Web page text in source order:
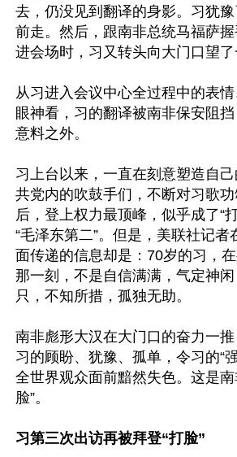
去，仍没见到翻译的身影。习犹
前走。然后，跟南非总统马福萨
进会场时，习又转头向大门口望了
从习进入会议中心全过程中的表情
眼神看，习的翻译被南非保安阻
意料之外。
习上台以来，一直在刻意塑造自己
共党内的吹鼓手们，不断对习歌功
后，登上权力最顶峰，似乎成了“
“毛泽东第二”。但是，美联社记
面传递的信息却是：70岁的习，
那一刻，不是自信满满，气定神
只，不知所措，孤独无助。
南非彪形大汉在大门口的奋力一
习的顾盼、犹豫、孤单，令习的“
全世界观众面前黯然失色。这是
脸”。
习第三次出访再被拜登“打脸”